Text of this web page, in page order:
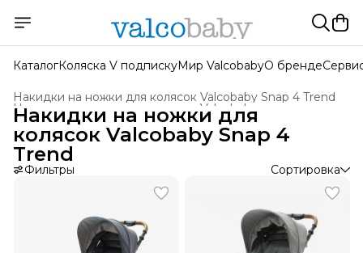
КаталогКоляска V подпискуМир ValcobabyО бренде
Накидки на ножки для колясок Valcobaby Snap 4 Trend
Накидки на ножки для колясок Valcobaby
Аксессуары для колясок ›
Главная ›
Накидки на ножки для
колясок Valcobaby Snap 4
Trend
Фильтры Сортировка